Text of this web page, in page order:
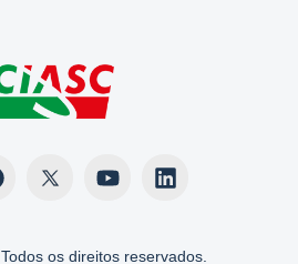
Todos os direitos reservados.